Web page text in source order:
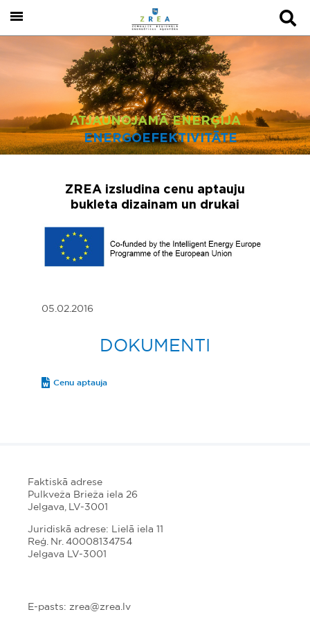
ATJAUNOJAMĀ ENERĢIJA
ENERGOEFEKTIVITĀTE
ZREA izsludina cenu aptauju
bukleta dizainam un drukai
05.02.2016
DOKUMENTI
Cenu aptauja
Faktiskā adrese
Pulkveža Brieža iela 26
Jelgava, LV-3001
Juridiskā adrese: Lielā iela 11
Reģ. Nr. 40008134754
Jelgava LV-3001
E-pasts: zrea@zrea.lv